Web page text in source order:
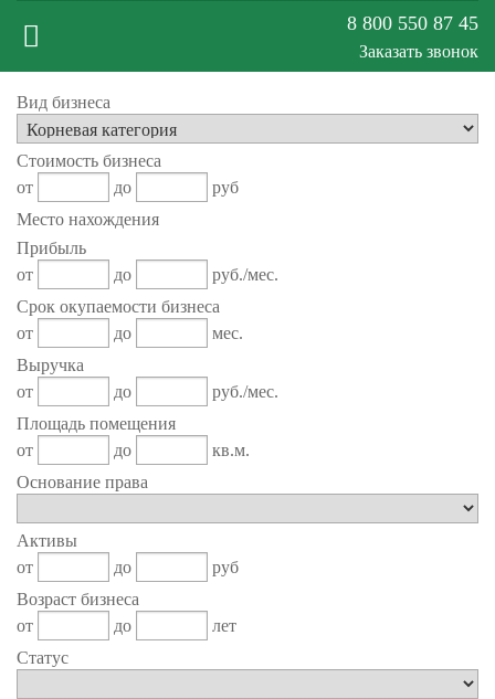
Меню
сайта
8 800 550 87 45
Заказать звонок
Вид бизнеса
Стоимость бизнеса
от
до
руб
Место нахождения
Прибыль
от
до
руб./мес.
Срок окупаемости бизнеса
от
до
мес.
Выручка
от
до
руб./мес.
Площадь помещения
от
до
кв.м.
Основание права
Активы
от
до
руб
Возраст бизнеса
от
до
лет
Статус